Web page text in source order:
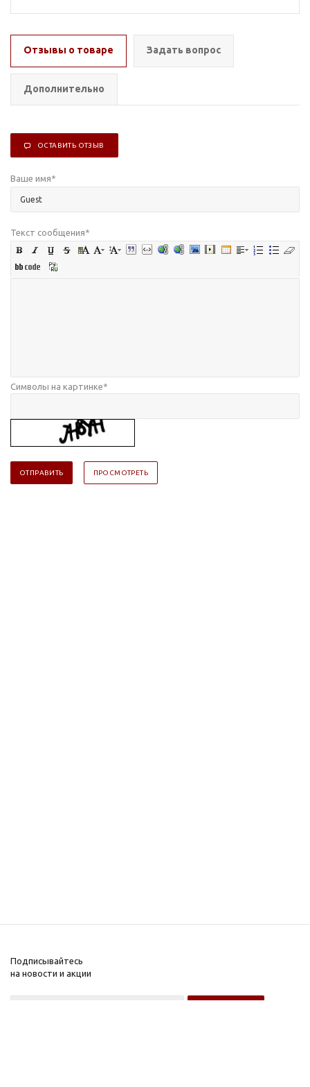
Отзывы о товаре Задать вопрос
Дополнительно
ОСТАВИТЬ ОТЗЫВ
Ваше имя*
Текст сообщения*
Символы на картинке*
Подписывайтесь
на новости и акции